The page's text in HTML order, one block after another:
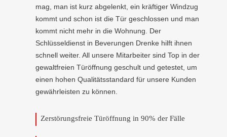
mag, man ist kurz abgelenkt, ein kräftiger Windzug
kommt und schon ist die Tür geschlossen und man
kommt nicht mehr in die Wohnung. Der
Schlüsseldienst in Beverungen Drenke hilft ihnen
schnell weiter. All unsere Mitarbeiter sind Top in der
gewaltfreien Türöffnung geschult und getestet, um
einen hohen Qualitätsstandard für unsere Kunden
gewährleisten zu können.
Zerstörungsfreie Türöffnung in 90% der Fälle